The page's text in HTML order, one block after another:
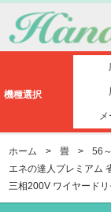
機種選択
ホーム > 畳 > 56
エネの達人プレミアム
三相200V ワイヤードリ